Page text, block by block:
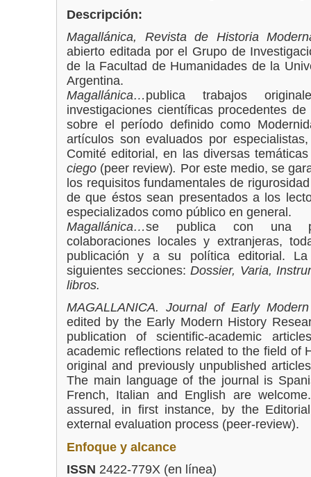
Descripción:
Magallánica, Revista de Historia
abierto editada por el Grupo de
de la Facultad de Humanidades de la
Argentina.
Magallánica… publica trabajos
investigaciones científicas procedentes
sobre el período definido como
artículos son evaluados por
Comité editorial, en las diversas
ciego (peer review). Por este medio, se
los requisitos fundamentales de
de que éstos sean presentados a los
especializados como público en general.
Magallánica…se publica con una
colaboraciones locales y extranjeras,
publicación y a su política editorial.
siguientes secciones:Dossier, Varia,
libros.
MAGALLANICA. Journal of Early
edited by the Early Modern History
publication of scientific-academic
academic reflections related to the field of
original and previously unpublished
The main language of the journal is
French, Italian and English are
assured, in first instance, by the
external evaluation process (peer-review).
Enfoque y alcance
ISSN 2422-779X (en línea)